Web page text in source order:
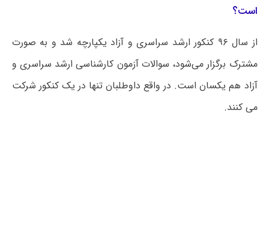
است؟
از سال ۹۶ کنکور ارشد سراسری و آزاد یکپارچه شد و به صورت
مشترک برگزار می‌شود، سوالات آزمون کارشناسی ارشد سراسری و
آزاد هم یکسان است. در واقع داوطلبان تنها در یک کنکور شرکت
می کنند.